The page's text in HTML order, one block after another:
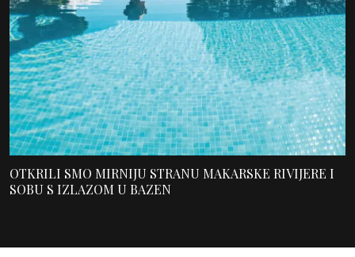
OTKRILI SMO MIRNIJU STRANU MAKARSKE RIVIJERE I
SOBU S IZLAZOM U BAZEN